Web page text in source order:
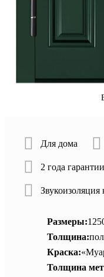
Для дома
2 года гарантии
Звукоизоляция
Размеры:
Толщина:
Краска:
Толщина